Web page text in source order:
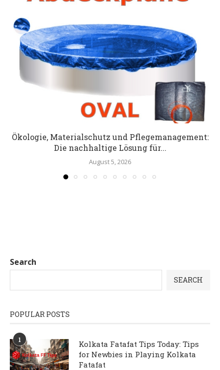
Ökologie, Materialschutz und Pflegemanagement:
Die nachhaltige Lösung für...
August 5, 2026
Search
SEARCH
POPULAR POSTS
1
Kolkata Fatafat Tips Today: Tips
for Newbies in Playing Kolkata
Fatafat